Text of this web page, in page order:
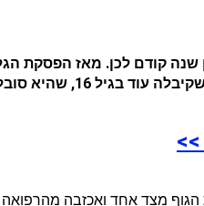
פוליציסטיות.
מצד אחד ואכזבה מהרפואה